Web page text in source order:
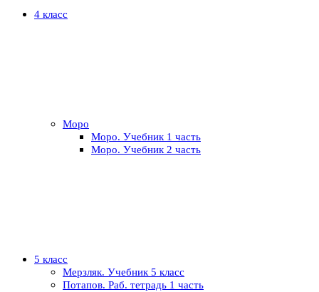
4 класс
Моро
Моро. Учебник 1 часть
Моро. Учебник 2 часть
5 класс
Мерзляк. Учебник 5 класс
Потапов. Раб. тетрадь 1 часть